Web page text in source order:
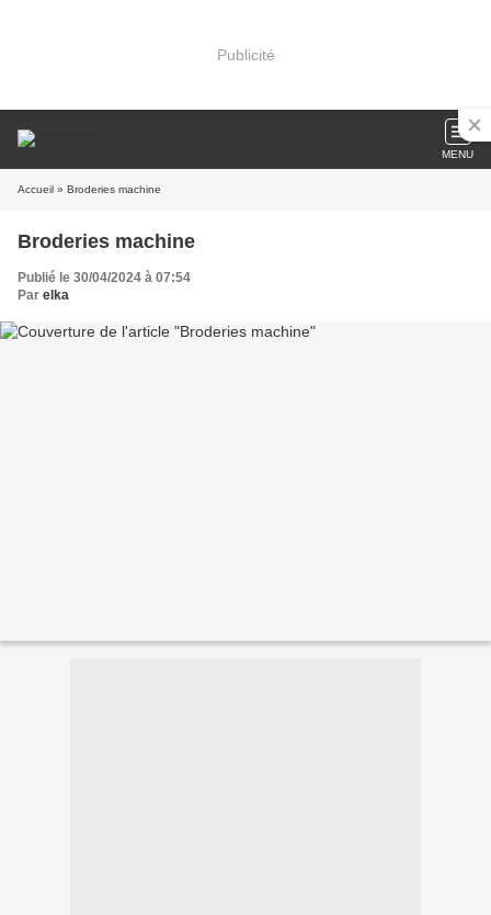
Publicité
MENU
Accueil » Broderies machine
Broderies machine
Publié le 30/04/2024 à 07:54
Par elka